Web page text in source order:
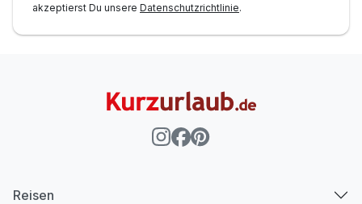
akzeptierst Du unsere Datenschutzrichtlinie.
Reisen